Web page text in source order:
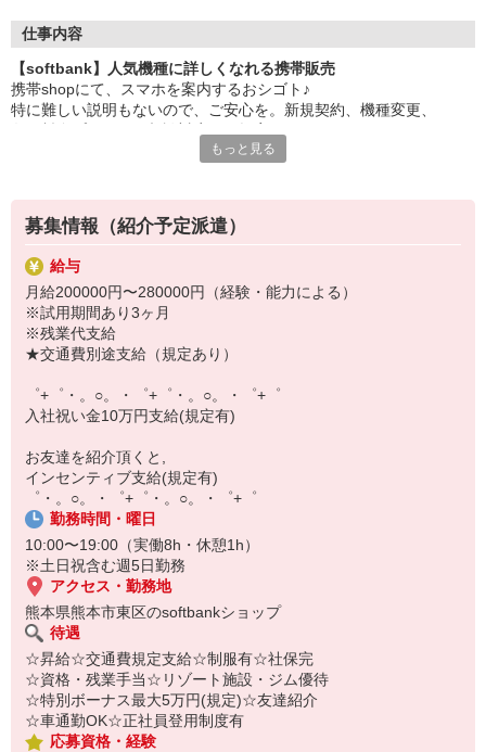
ずっと先まで役に立ちます！
丁寧な研修もあるので、
みなさんから働きやすいと好評です♪
最新アプリ事情やお得なプラン、
スマホの裏ワザを学べるチャンス♪
￣￣￣￣￣￣￣￣￣￣￣
▼オフィスワーク
事務、経理、データ入力、コールセンター、受付
▼工場・製造・軽作業系
機械/食品製造・梱包・仕分け・加工・組立・検査
▼美容系
眉毛サロンのアイブロウ・ネイリスト・エステ
▼営業・販売
法人営業・アパレル販売・個別指導塾・人材紹介
▼人気案件も多数♪
短期・期間限定・オープニング・官公庁案件
上場/優良/大手企業など
【スマホ面接実施中】
￣￣￣￣￣￣￣￣￣
自宅に居ながらスマホでカンタン面接OK！
オンライン面談なのでスピード対応。
仕事内容
【softbank】人気機種に詳しくなれる携帯販売
携帯shopにて、スマホを案内するおシゴト♪
特に難しい説明もないので、ご安心を。新規契約、機種変更、
満足度◎
■携帯やインターネット販売業務
docomo(ドコモ)/au(エーユー)・KDDI/softbank(ソフトバンク)など
の大手キャリアから
ワイモバイル(Y!mobille)、楽天モバイル、UQなど格安スマホまで幅
広く紹介可能♪
人気のApple（アップル）店舗もございます！
もっと見る
募集情報（紹介予定派遣）
給与
月給200000円〜280000円（経験・能力による）
※試用期間あり3ヶ月
※残業代支給
★交通費別途支給（規定あり）
゜+゜・。○。・゜+゜・。○。・゜+゜
入社祝い金10万円支給(規定有)
お友達を紹介頂くと,
インセンティブ支給(規定有)
゜・。○。・゜+゜・。○。・゜+゜
勤務時間・曜日
10:00〜19:00（実働8h・休憩1h）
※土日祝含む週5日勤務
アクセス・勤務地
熊本県熊本市東区のsoftbankショップ
待遇
☆昇給☆交通費規定支給☆制服有☆社保完
☆資格・残業手当☆リゾート施設・ジム優待
☆特別ボーナス最大5万円(規定)☆友達紹介
☆車通勤OK☆正社員登用制度有
応募資格・経験